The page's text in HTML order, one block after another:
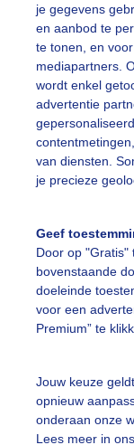
je gegevens
en aanbod te
te tonen, en
mediapartners.
wordt enkel
advertentie
van diensten.
je precieze
Geef
Door op "Gratis"
bovenstaande
doeleinde
voor een
Premium” te
Jouw keuze
opnieuw
onderaan onze
Lees meer in ons
Gert de Bruijn
slideshow
vragen